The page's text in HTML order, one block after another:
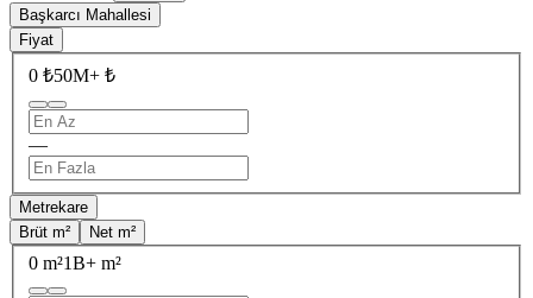
Başkarcı Mahallesi
Fiyat
0 ₺50M+ ₺
—
Metrekare
Brüt m²
Net m²
0 m²1B+ m²